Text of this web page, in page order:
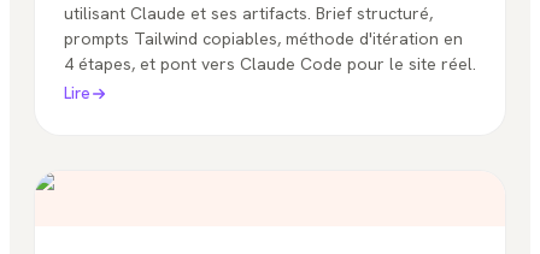
utilisant Claude et ses artifacts. Brief structuré,
prompts Tailwind copiables, méthode d'itération en
4 étapes, et pont vers Claude Code pour le site réel.
Lire